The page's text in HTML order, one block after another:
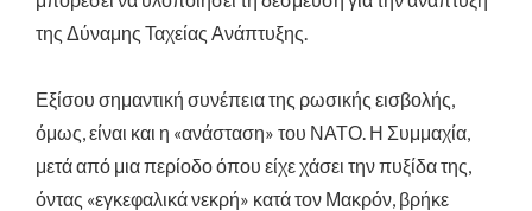
της Δύναμης Ταχείας Ανάπτυξης.
Εξίσου σημαντική συνέπεια της ρωσικής εισβολής,
όμως, είναι και η «ανάσταση» του ΝΑΤΟ. Η Συμμαχία,
μετά από μια περίοδο όπου είχε χάσει την πυξίδα της,
όντας «εγκεφαλικά νεκρή» κατά τον Μακρόν, βρήκε